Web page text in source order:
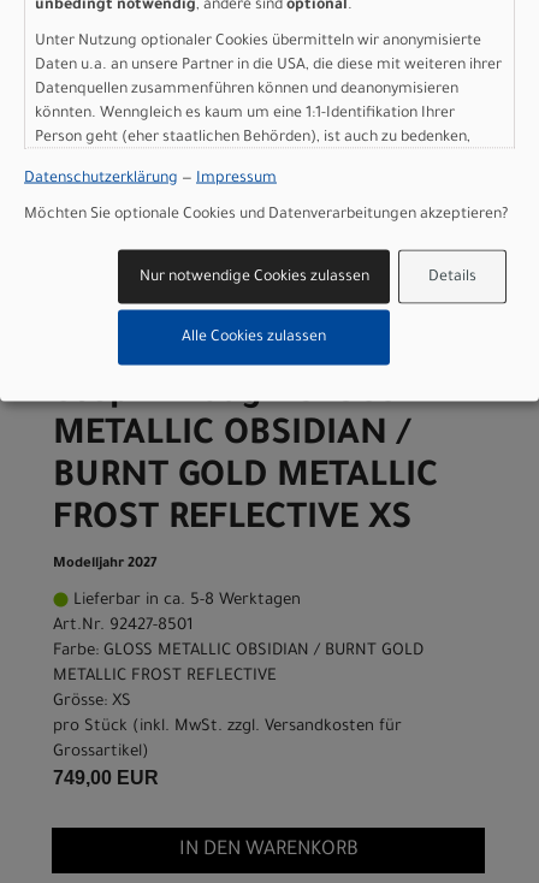
Hauptstr. 4
D-83607 Holzkirchen
+49 8024 90 288 01
Varianten
Specialized Sirrus X 2.0
Step-Through GLOSS
METALLIC OBSIDIAN /
BURNT GOLD METALLIC
FROST REFLECTIVE XS
Modelljahr 2027
Lieferbar in ca. 5-8 Werktagen
Art.Nr. 92427-8501
Farbe: GLOSS METALLIC OBSIDIAN / BURNT GOLD
METALLIC FROST REFLECTIVE
Grösse: XS
pro Stück (inkl. MwSt. zzgl. Versandkosten für
Grossartikel)
749,00 EUR
IN DEN WARENKORB
unbedingt notwendig, andere sind optional.
Unter Nutzung optionaler Cookies übermitteln wir anonymisierte
Daten u.a. an unsere Partner in die USA, die diese mit weiteren ihrer
Datenquellen zusammenführen können und deanonymisieren
könnten. Wenngleich es kaum um eine 1:1-Identifikation Ihrer
Person geht (eher staatlichen Behörden), ist auch zu bedenken,
sind wie bei uns in der Europäischen Union.
Datenschutzerklärung — Impressum
Möchten Sie optionale Cookies und Datenverarbeitungen akzeptieren?
Details
Nur notwendige Cookies zulassen
Alle Cookies zulassen